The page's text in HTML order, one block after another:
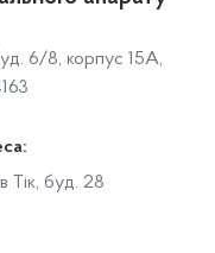
6/8, корпус 15А,
Тік, буд. 28